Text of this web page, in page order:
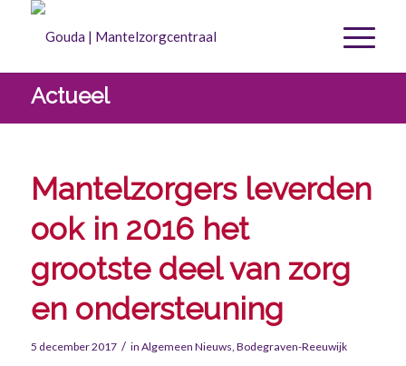
Actueel
Mantelzorgers leverden
ook in 2016 het
grootste deel van zorg
en ondersteuning
5 december 2017 / in Algemeen Nieuws, Bodegraven-Reeuwijk